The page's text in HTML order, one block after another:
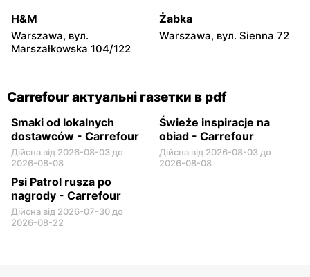
Krasickiego 1 b
63a
Carrefour Carrefour
H&M
Warszawa, вул.
Marszałkowska 104/122
Żabka
Warszawa, вул. Sienna 72
Carrefour актуальні газетки в pdf
Smaki od lokalnych
dostawców - Carrefour
Дійсна від 2026-08-03 до
2026-08-08
Świeże inspiracje na
obiad - Carrefour
Дійсна від 2026-08-03 до
2026-08-08
Psi Patrol rusza po
nagrody - Carrefour
Дійсна від 2026-07-30 до
2026-08-22